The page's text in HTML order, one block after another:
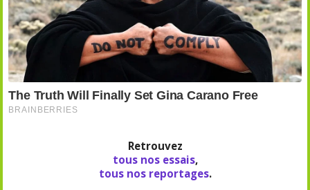
Retrouvez
tous nos essais,
tous nos reportages.